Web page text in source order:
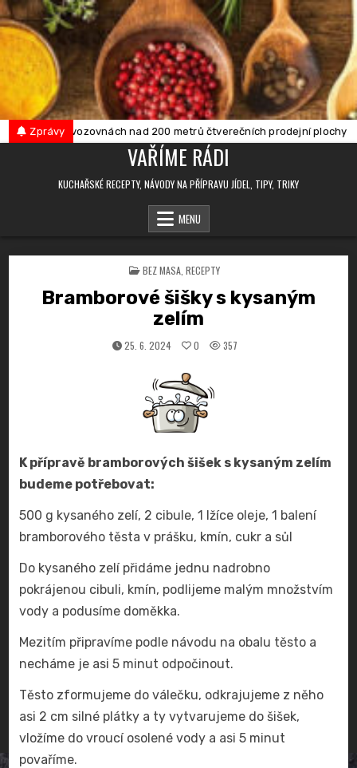
Skip
to
content
Zprávy
je v provozovnách nad 200 metrů čtverečních prodejní plochy
VAŘÍME RÁDI
KUCHAŘSKÉ RECEPTY, NÁVODY NA PŘÍPRAVU JÍDEL, TIPY, TRIKY
MENU
POSTED
IN
BEZ MASA RECEPTY
Bramborové šišky s kysaným
zelím
25. 6. 2024 0 357
K přípravě bramborových šišek s kysaným zelím
budeme potřebovat:
500 g kysaného zelí, 2 cibule, 1 lžíce oleje, 1 balení
bramborového těsta v prášku, kmín, cukr a sůl
Do kysaného zelí přidáme jednu nadrobno
pokrájenou cibuli, kmín, podlijeme malým množstvím
vody a podusíme doměkka.
Mezitím připravíme podle návodu na obalu těsto a
necháme je asi 5 minut odpočinout.
Těsto zformujeme do válečku, odkrajujeme z něho
asi 2 cm silné plátky a ty vytvarujeme do šišek,
vložíme do vroucí osolené vody a asi 5 minut
povaříme.